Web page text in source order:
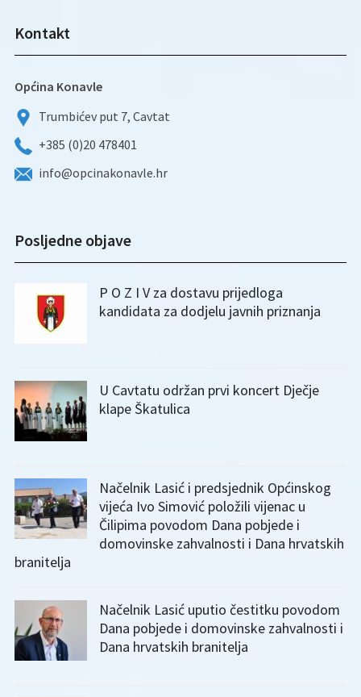
Kontakt
Općina Konavle
Trumbićev put 7, Cavtat
+385 (0)20 478401
info@opcinakonavle.hr
Posljedne objave
P O Z I V za dostavu prijedloga
kandidata za dodjelu javnih priznanja
U Cavtatu održan prvi koncert Dječje
klape Škatulica
Načelnik Lasić i predsjednik Općinskog
vijeća Ivo Simović položili vijenac u
Čilipima povodom Dana pobjede i
domovinske zahvalnosti i Dana hrvatskih
branitelja
Načelnik Lasić uputio čestitku povodom
Dana pobjede i domovinske zahvalnosti i
Dana hrvatskih branitelja